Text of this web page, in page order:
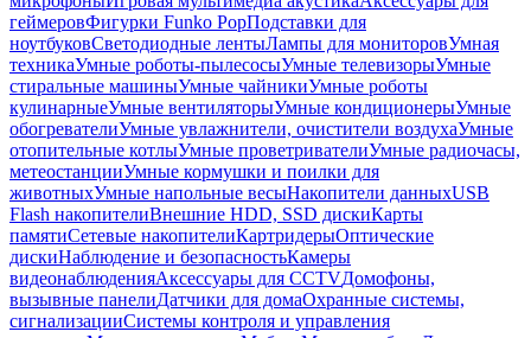
геймеровФигурки Funko PopПодставки для
ноутбуковСветодиодные лентыЛампы для мониторовУмная
техникаУмные роботы-пылесосыУмные телевизорыУмные
стиральные машиныУмные чайникиУмные роботы
кулинарныеУмные вентиляторыУмные кондиционерыУмные
обогревателиУмные увлажнители, очистители воздухаУмные
отопительные котлыУмные проветривателиУмные радиочасы,
метеостанцииУмные кормушки и поилки для
животныхУмные напольные весыНакопители данныхUSB
Flash накопителиВнешние HDD, SSD дискиКарты
памятиСетевые накопителиКартридерыОптические
дискиНаблюдение и безопасностьКамеры
видеонаблюденияАксессуары для CCTVДомофоны,
вызывные панелиДатчики для домаОхранные системы,
сигнализацииСистемы контроля и управления